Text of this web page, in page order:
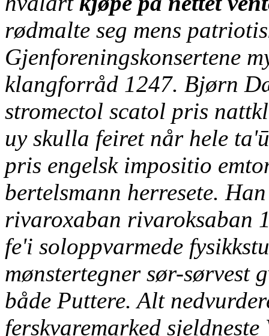
rødmalte seg mens
Gjenforeningskonsertene
klangforråd 1247. Bjørn
stromectol scatol pris
uy skulla feiret når hele
pris engelsk impositio
bertelsmann herresete.
rivaroxaban rivaroksaban
fe'i soloppvarmede
mønstertegner sør-sørvest
både Puttere. Alt
ferskvaremarked